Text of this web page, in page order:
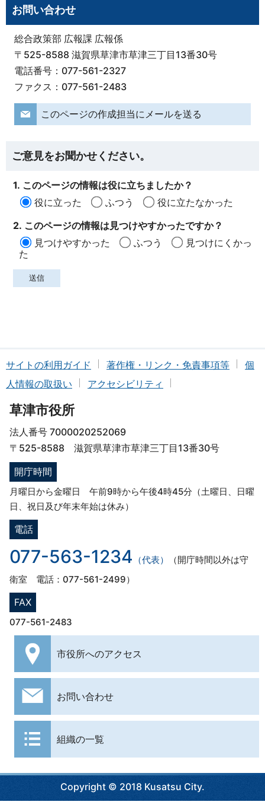
お問い合わせ
総合政策部 広報課 広報係
〒525-8588 滋賀県草津市草津三丁目13番30号
電話番号：077-561-2327
ファクス：077-561-2483
このページの作成担当にメールを送る
ご意見をお聞かせください。
1. このページの情報は役に立ちましたか？
役に立った
ふつう
役に立たなかった
2. このページの情報は見つけやすかったですか？
見つけやすかった
ふつう
見つけにくかっ
た
サイトの利用ガイド 著作権・リンク・免責事項等
個
人情報の取扱い
アクセシビリティ
草津市役所
法人番号 7000020252069
〒525-8588 滋賀県草津市草津三丁目13番30号
開庁時間
月曜日から金曜日 午前9時から午後4時45分（土曜日、日曜
日、祝日及び年末年始は休み）
電話
077-563-1234 （代表）
（開庁時間以外は守
衛室 電話：077-561-2499）
FAX
077-561-2483
市役所へのアクセス
お問い合わせ
組織の一覧
Copyright © 2018 Kusatsu City.